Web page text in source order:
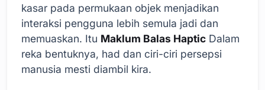
kasar pada permukaan objek menjadikan
interaksi pengguna lebih semula jadi dan
memuaskan. Itu Maklum Balas Haptic Dalam
reka bentuknya, had dan ciri-ciri persepsi
manusia mesti diambil kira.